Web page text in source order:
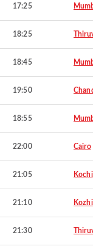
17:25
18:25
18:45
19:50
18:55
22:00 Cairo
21:05 Kochi
21:10
21:30